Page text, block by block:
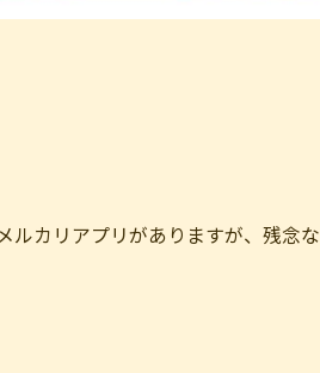
ルカリアプリがありますが、残念